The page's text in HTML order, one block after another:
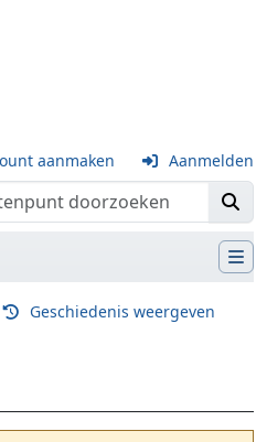
aanmaken Aanmelden
Geschiedenis weergeven